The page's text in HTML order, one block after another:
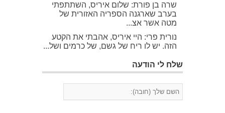
שרה בן פורת: שלום איריס, השתתפתי
בערב שארגנה הספריה האזורית של
מטה אשר אצ...
נורית פרי: היי איריס, אהבתי את הקטע
הזה. יש לו ריח של גשם, של כרמים ושל...
שלח לי הודעה